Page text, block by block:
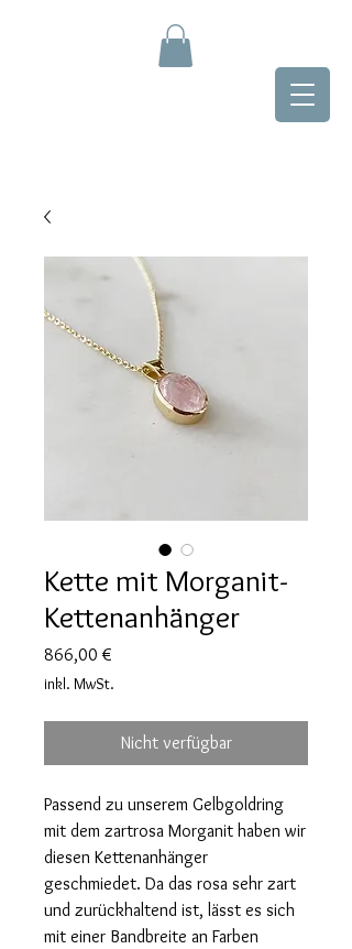
Kette mit Morganit-
Kettenanhänger
866,00 €
inkl. MwSt.
Nicht verfügbar
Passend zu unserem Gelbgoldring
mit dem zartrosa Morganit haben wir
diesen Kettenanhänger
geschmiedet. Da das rosa sehr zart
und zurückhaltend ist, lässt es sich
mit einer Bandbreite an Farben